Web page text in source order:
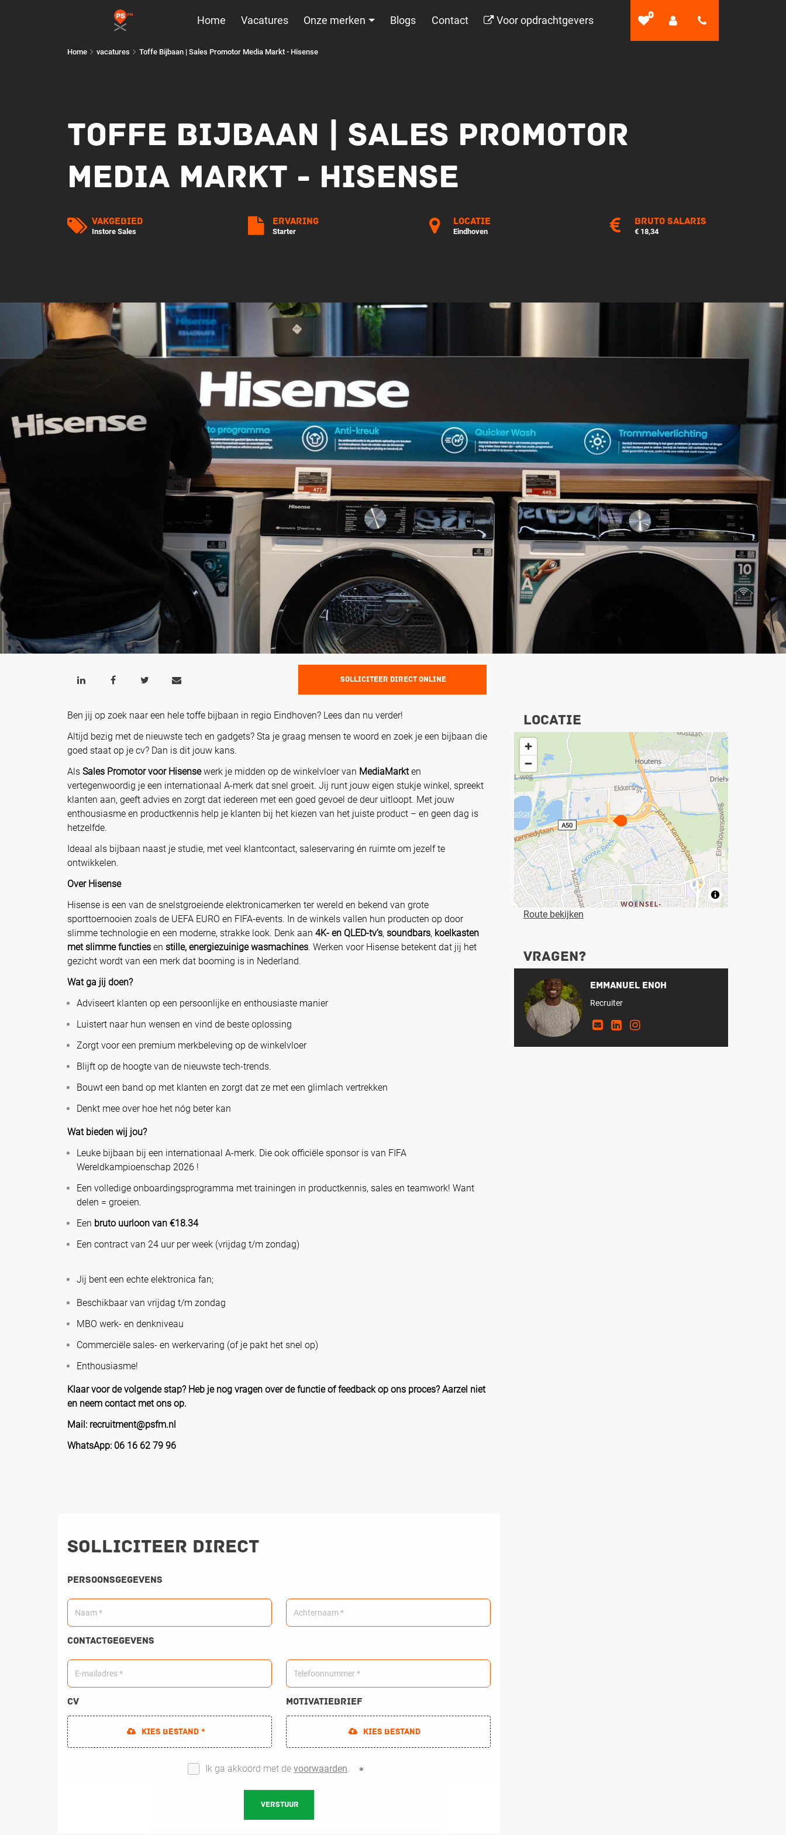
Home Vacatures Onze merken Blogs Contact Voor opdrachtgevers 0
Home vacatures Toffe Bijbaan | Sales Promotor Media Markt - Hisense
TOFFE BIJBAAN | SALES PROMOTOR
MEDIA MARKT - HISENSE
Vakgebied
Instore Sales
Ervaring
Starter
Locatie
Eindhoven
Bruto salaris
€ 18,34
SOLLICITEER DIRECT ONLINE
Ben jij op zoek naar een hele toffe bijbaan in regio Eindhoven? Lees dan nu verder!
Altijd bezig met de nieuwste tech en gadgets? Sta je graag mensen te woord en zoek je een bijbaan die
goed staat op je cv? Dan is dit jouw kans.
Als Sales Promotor voor Hisensewerk je midden op de winkelvloer van MediaMarkten
vertegenwoordig je een internationaal A‑merk dat snel groeit. Jij runt jouw eigen stukje winkel, spreekt
klanten aan, geeft advies en zorgt dat iedereen met een goed gevoel de deur uitloopt. Met jouw
enthousiasme en productkennis help je klanten bij het kiezen van het juiste product – en geen dag is
hetzelfde.
Ideaal als bijbaan naast je studie, met veel klantcontact, saleservaring én ruimte om jezelf te
ontwikkelen.
Over Hisense
Hisense is een van de snelstgroeiende elektronicamerken ter wereld en bekend van grote
sporttoernooien zoals de UEFA EURO en FIFA‑events. In de winkels vallen hun producten op door
slimme technologie en een moderne, strakke look. Denk aan 4K‑ en QLED‑tv’s, soundbars, koelkasten
met slimme functies en stille, energiezuinige wasmachines. Werken voor Hisense betekent dat jij het
gezicht wordt van een merk dat booming is in Nederland.
Wat ga jij doen?
Adviseert klanten op een persoonlijke en enthousiaste manier
Luistert naar hun wensen en vind de beste oplossing
Zorgt voor een premium merkbeleving op de winkelvloer
Blijft op de hoogte van de nieuwste tech-trends.
Bouwt een band op met klanten en zorgt dat ze met een glimlach vertrekken
Denkt mee over hoe het nóg beter kan
Wat bieden wij jou?
Leuke bijbaan bij een internationaal A-merk. Die ook officiële sponsor is van FIFA
Wereldkampioenschap 2026 !
Een volledige onboardingsprogramma met trainingen in productkennis, sales en teamwork! Want
delen = groeien.
Een bruto uurloon van €18.34
Een contract van 24 uur per week (vrijdag t/m zondag)
Jij bent een echte elektronica fan;
Beschikbaar van vrijdag t/m zondag
MBO werk- en denkniveau
Commerciële sales- en werkervaring (of je pakt het snel op)
Enthousiasme!
Klaar voor de volgende stap? Heb je nog vragen over de functie of feedback op ons proces? Aarzel niet
en neem contact met ons op.
Mail: recruitment@psfm.nl
WhatsApp: 06 16 62 79 96
Solliciteer direct
Persoonsgegevens
Contactgegevens
CV
Kies bestand *
Motivatiebrief
Kies bestand
Ik ga akkoord met de voorwaarden.
VERSTUUR
Locatie
Route bekijken
Vragen?
Emmanuel Enoh
Recruiter